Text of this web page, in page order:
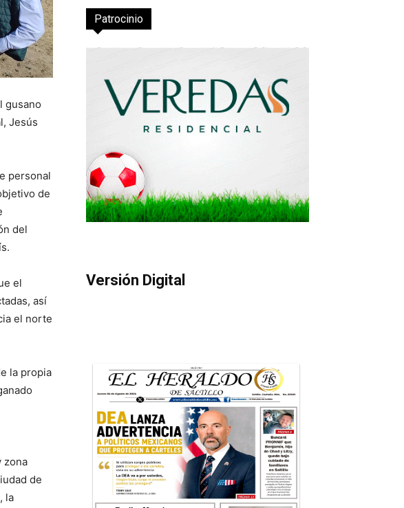
gusano
Jesús
personal
de
del
el
así
el norte
la propia
zona
de
la
Patrocinio
Versión Digital